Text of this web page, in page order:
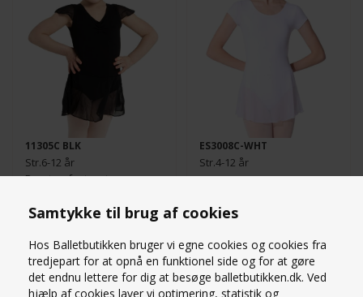
Samtykke til brug af cookies
Hos Balletbutikken bruger vi egne cookies og cookies fra
tredjepart for at opnå en funktionel side og for at gøre
det endnu lettere for dig at besøge balletbutikken.dk. Ved
hjælp af cookies laver vi optimering, statistik og
11305C BLK
Str.6-12 år
Dragt m. fastsyet
319,00 DKK
ES3008C-WHT
Str.4-12 år
219,00